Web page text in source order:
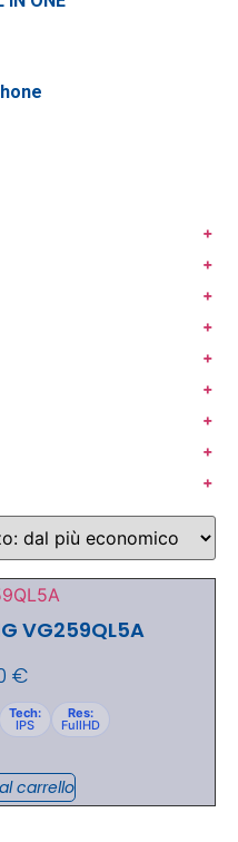
+
+
+
+
+
+
+
+
+
VG259QL5A
€
Tech:
IPS
Res:
FullHD
carrello